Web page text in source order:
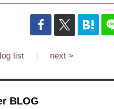
list｜ next >
BLOG